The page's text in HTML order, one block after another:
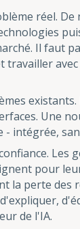
réel.
Il faut
travailler
Une
intégrée,
Les
pour
la perte des
de l'IA.